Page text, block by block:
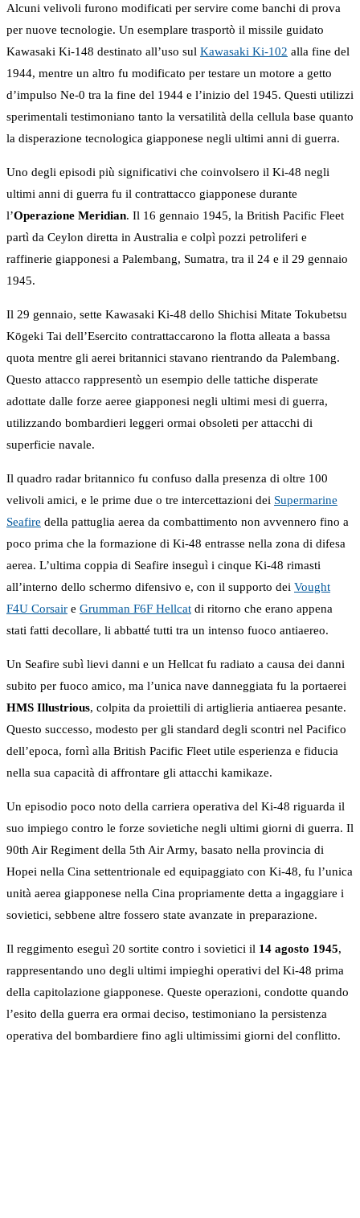
Alcuni velivoli furono modificati per servire come banchi di prova
per nuove tecnologie. Un esemplare trasportò il missile guidato
Kawasaki Ki-148 destinato all’uso sul Kawasaki Ki-102 alla fine del
1944, mentre un altro fu modificato per testare un motore a getto
d’impulso Ne-0 tra la fine del 1944 e l’inizio del 1945. Questi utilizzi
sperimentali testimoniano tanto la versatilità della cellula base quanto
la disperazione tecnologica giapponese negli ultimi anni di guerra.
Uno degli episodi più significativi che coinvolsero il Ki-48 negli
ultimi anni di guerra fu il contrattacco giapponese durante
l’Operazione Meridian. Il 16 gennaio 1945, la British Pacific Fleet
partì da Ceylon diretta in Australia e colpì pozzi petroliferi e
raffinerie giapponesi a Palembang, Sumatra, tra il 24 e il 29 gennaio
1945.
Il 29 gennaio, sette Kawasaki Ki-48 dello Shichisi Mitate Tokubetsu
Kōgeki Tai dell’Esercito contrattaccarono la flotta alleata a bassa
quota mentre gli aerei britannici stavano rientrando da Palembang.
Questo attacco rappresentò un esempio delle tattiche disperate
adottate dalle forze aeree giapponesi negli ultimi mesi di guerra,
utilizzando bombardieri leggeri ormai obsoleti per attacchi di
superficie navale.
Il quadro radar britannico fu confuso dalla presenza di oltre 100
velivoli amici, e le prime due o tre intercettazioni dei Supermarine
Seafire della pattuglia aerea da combattimento non avvennero fino a
poco prima che la formazione di Ki-48 entrasse nella zona di difesa
aerea. L’ultima coppia di Seafire inseguì i cinque Ki-48 rimasti
all’interno dello schermo difensivo e, con il supporto dei Vought
F4U Corsair e Grumman F6F Hellcat di ritorno che erano appena
stati fatti decollare, li abbatté tutti tra un intenso fuoco antiaereo.
Un Seafire subì lievi danni e un Hellcat fu radiato a causa dei danni
subito per fuoco amico, ma l’unica nave danneggiata fu la portaerei
HMS Illustrious, colpita da proiettili di artiglieria antiaerea pesante.
Questo successo, modesto per gli standard degli scontri nel Pacifico
dell’epoca, fornì alla British Pacific Fleet utile esperienza e fiducia
nella sua capacità di affrontare gli attacchi kamikaze.
Un episodio poco noto della carriera operativa del Ki-48 riguarda il
suo impiego contro le forze sovietiche negli ultimi giorni di guerra. Il
90th Air Regiment della 5th Air Army, basato nella provincia di
Hopei nella Cina settentrionale ed equipaggiato con Ki-48, fu l’unica
unità aerea giapponese nella Cina propriamente detta a ingaggiare i
sovietici, sebbene altre fossero state avanzate in preparazione.
Il reggimento eseguì 20 sortite contro i sovietici il 14 agosto 1945,
rappresentando uno degli ultimi impieghi operativi del Ki-48 prima
della capitolazione giapponese. Queste operazioni, condotte quando
l’esito della guerra era ormai deciso, testimoniano la persistenza
operativa del bombardiere fino agli ultimissimi giorni del conflitto.